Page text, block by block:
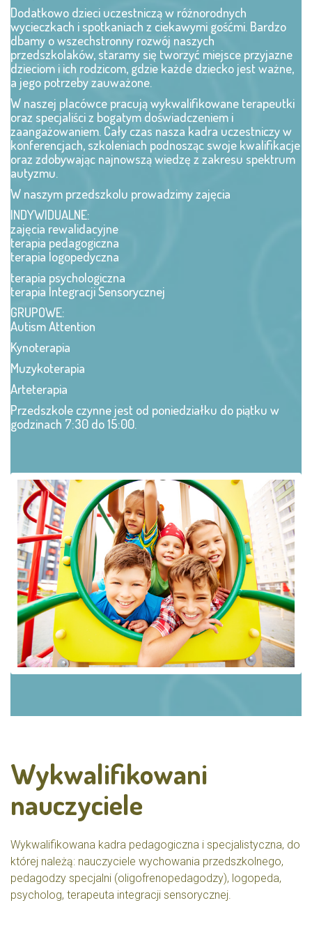
Dodatkowo dzieci uczestniczą w różnorodnych
wycieczkach i spotkaniach z ciekawymi gośćmi. Bardzo
dbamy o wszechstronny rozwój naszych
przedszkolaków, staramy się tworzyć miejsce przyjazne
dzieciom i ich rodzicom, gdzie każde dziecko jest ważne,
a jego potrzeby zauważone.
W naszej placówce pracują wykwalifikowane terapeutki
oraz specjaliści z bogatym doświadczeniem i
zaangażowaniem. Cały czas nasza kadra uczestniczy w
konferencjach, szkoleniach podnosząc swoje kwalifikacje
oraz zdobywając najnowszą wiedzę z zakresu spektrum
autyzmu.
W naszym przedszkolu prowadzimy zajęcia
INDYWIDUALNE:
zajęcia rewalidacyjne
terapia pedagogiczna
terapia logopedyczna
terapia psychologiczna
terapia Integracji Sensorycznej
GRUPOWE:
Autism Attention
Kynoterapia
Muzykoterapia
Arteterapia
Przedszkole czynne jest od poniedziałku do piątku w
godzinach 7:30 do 15:00.
Wykwalifikowani
nauczyciele
Wykwalifikowana kadra pedagogiczna i specjalistyczna, do
której należą: nauczyciele wychowania przedszkolnego,
pedagodzy specjalni (oligofrenopedagodzy), logopeda,
psycholog, terapeuta integracji sensorycznej.